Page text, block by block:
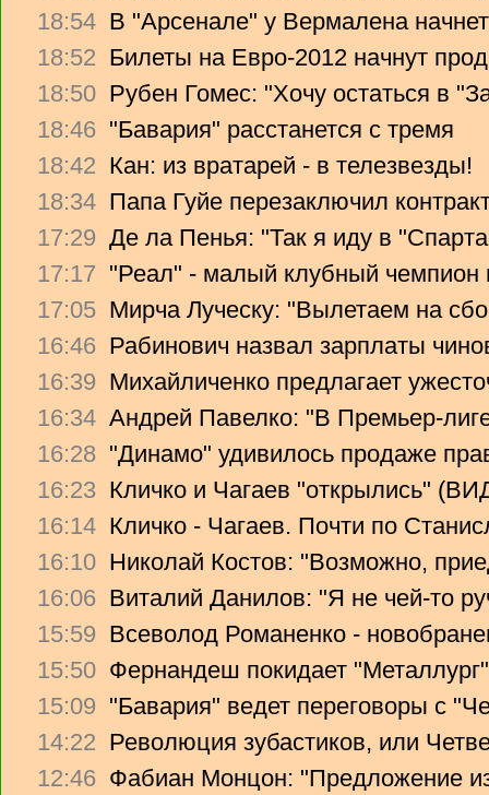
18:54 В "Арсенале" у Вермалена
18:52 Билеты на Евро-2012 начнут
18:50 Рубен Гомес: "Хочу остаться в
18:46 "Бавария" расстанется с тремя
18:42 Кан: из вратарей - в телезвезды!
18:34 Папа Гуйе перезаключил
17:29 Де ла Пенья: "Так я иду в
17:17 "Реал" - малый клубный чемпион
17:05 Мирча Луческу: "Вылетаем на
16:46 Рабинович назвал зарплаты
16:39 Михайличенко предлагает
16:34 Андрей Павелко: "В Премьер-
16:28 "Динамо" удивилось продаже
16:23 Кличко и Чагаев "открылись"
16:14 Кличко - Чагаев. Почти по
16:10 Николай Костов: "Возможно,
16:06 Виталий Данилов: "Я не чей-то
15:59 Всеволод Романенко -
15:50 Фернандеш покидает "Металлург"
15:09 "Бавария" ведет переговоры с
14:22 Революция зубастиков, или
12:46 Фабиан Монцон: "Предложение